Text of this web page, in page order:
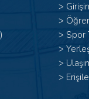
>
>
> Spor
>
>
>